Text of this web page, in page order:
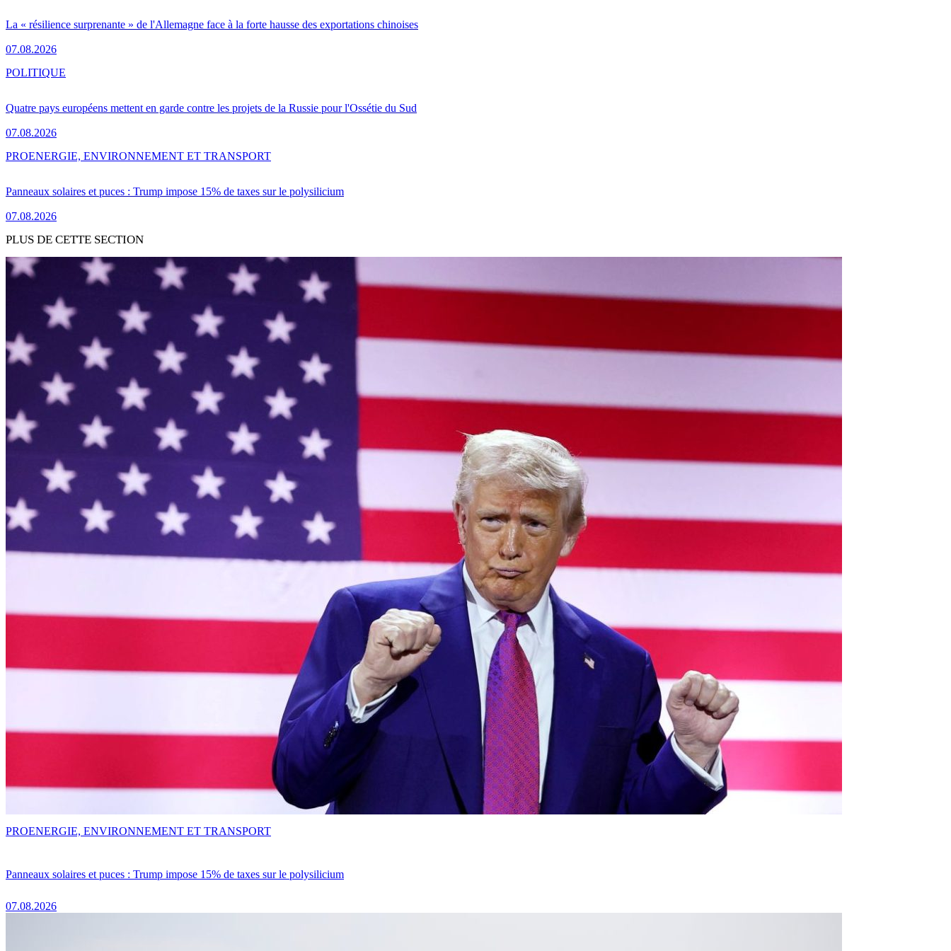
La « résilience surprenante » de l'Allemagne face à la forte hausse des exportations chinoises
07.08.2026
Quatre pays européens mettent en garde contre les projets de la Russie pour l'Ossétie du Sud
07.08.2026
POLITIQUE
Panneaux solaires et puces : Trump impose 15% de taxes sur le polysilicium
07.08.2026
PROENERGIE, ENVIRONNEMENT ET TRANSPORT
PLUS DE CETTE SECTION
Panneaux solaires et puces : Trump impose 15% de taxes sur le polysilicium
07.08.2026
PROENERGIE, ENVIRONNEMENT ET TRANSPORT